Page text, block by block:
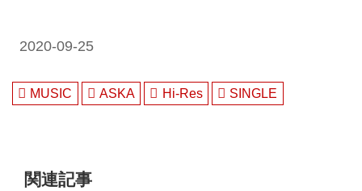
2020-09-25
MUSIC ASKA Hi-Res SINGLE
関連記事